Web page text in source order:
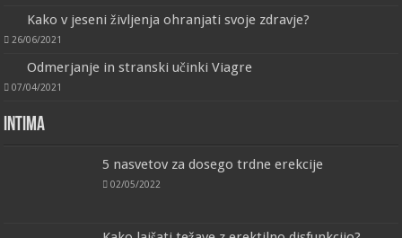
Kako v jeseni življenja ohranjati svoje zdravje?
26/06/2021
Odmerjanje in stranski učinki Viagre
07/04/2021
Intima
5 nasvetov za dosego trdne erekcije
02/05/2022